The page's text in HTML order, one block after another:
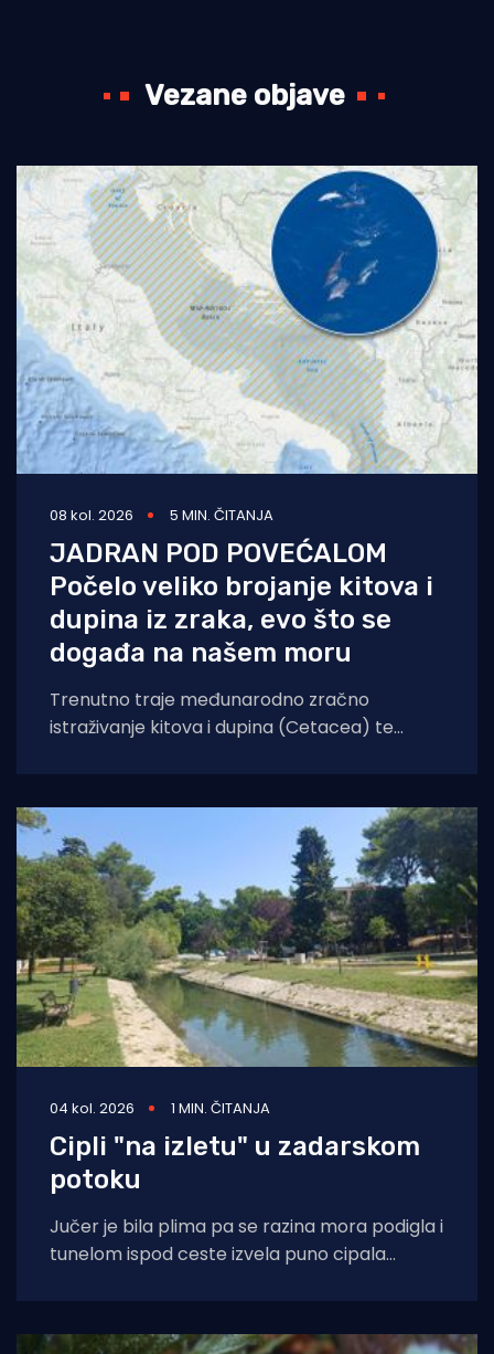
Vezane objave
08 kol. 2026 5 MIN. ČITANJA
JADRAN POD POVEĆALOM
Počelo veliko brojanje kitova i
dupina iz zraka, evo što se
događa na našem moru
Trenutno traje međunarodno zračno
istraživanje kitova i dupina (Cetacea) te
04 kol. 2026 1 MIN. ČITANJA
Cipli "na izletu" u zadarskom
potoku
Jučer je bila plima pa se razina mora podigla i
tunelom ispod ceste izvela puno cipala